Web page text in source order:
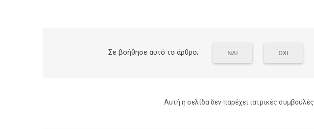
Σε βοήθησε αυτό το άρθρο; ΝΑΙ ΟΧΙ
Αυτή η σελίδα δεν παρέχει ιατρικές συμβουλές.